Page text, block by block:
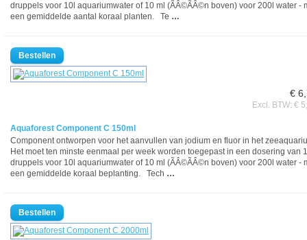
druppels voor 10l aquariumwater of 10 ml (ÃÂ©ÃÂ©n boven) voor 200l water -
een gemiddelde aantal koraal planten. Te …
€
Excl. BTW: €
Aquaforest Component C 150ml
Component ontworpen voor het aanvullen van jodium en fluor in het
Het moet ten minste eenmaal per week worden toegepast in een dosering van
druppels voor 10l aquariumwater of 10 ml (ÃÂ©ÃÂ©n boven) voor 200l water -
een gemiddelde koraal beplanting. Tech …